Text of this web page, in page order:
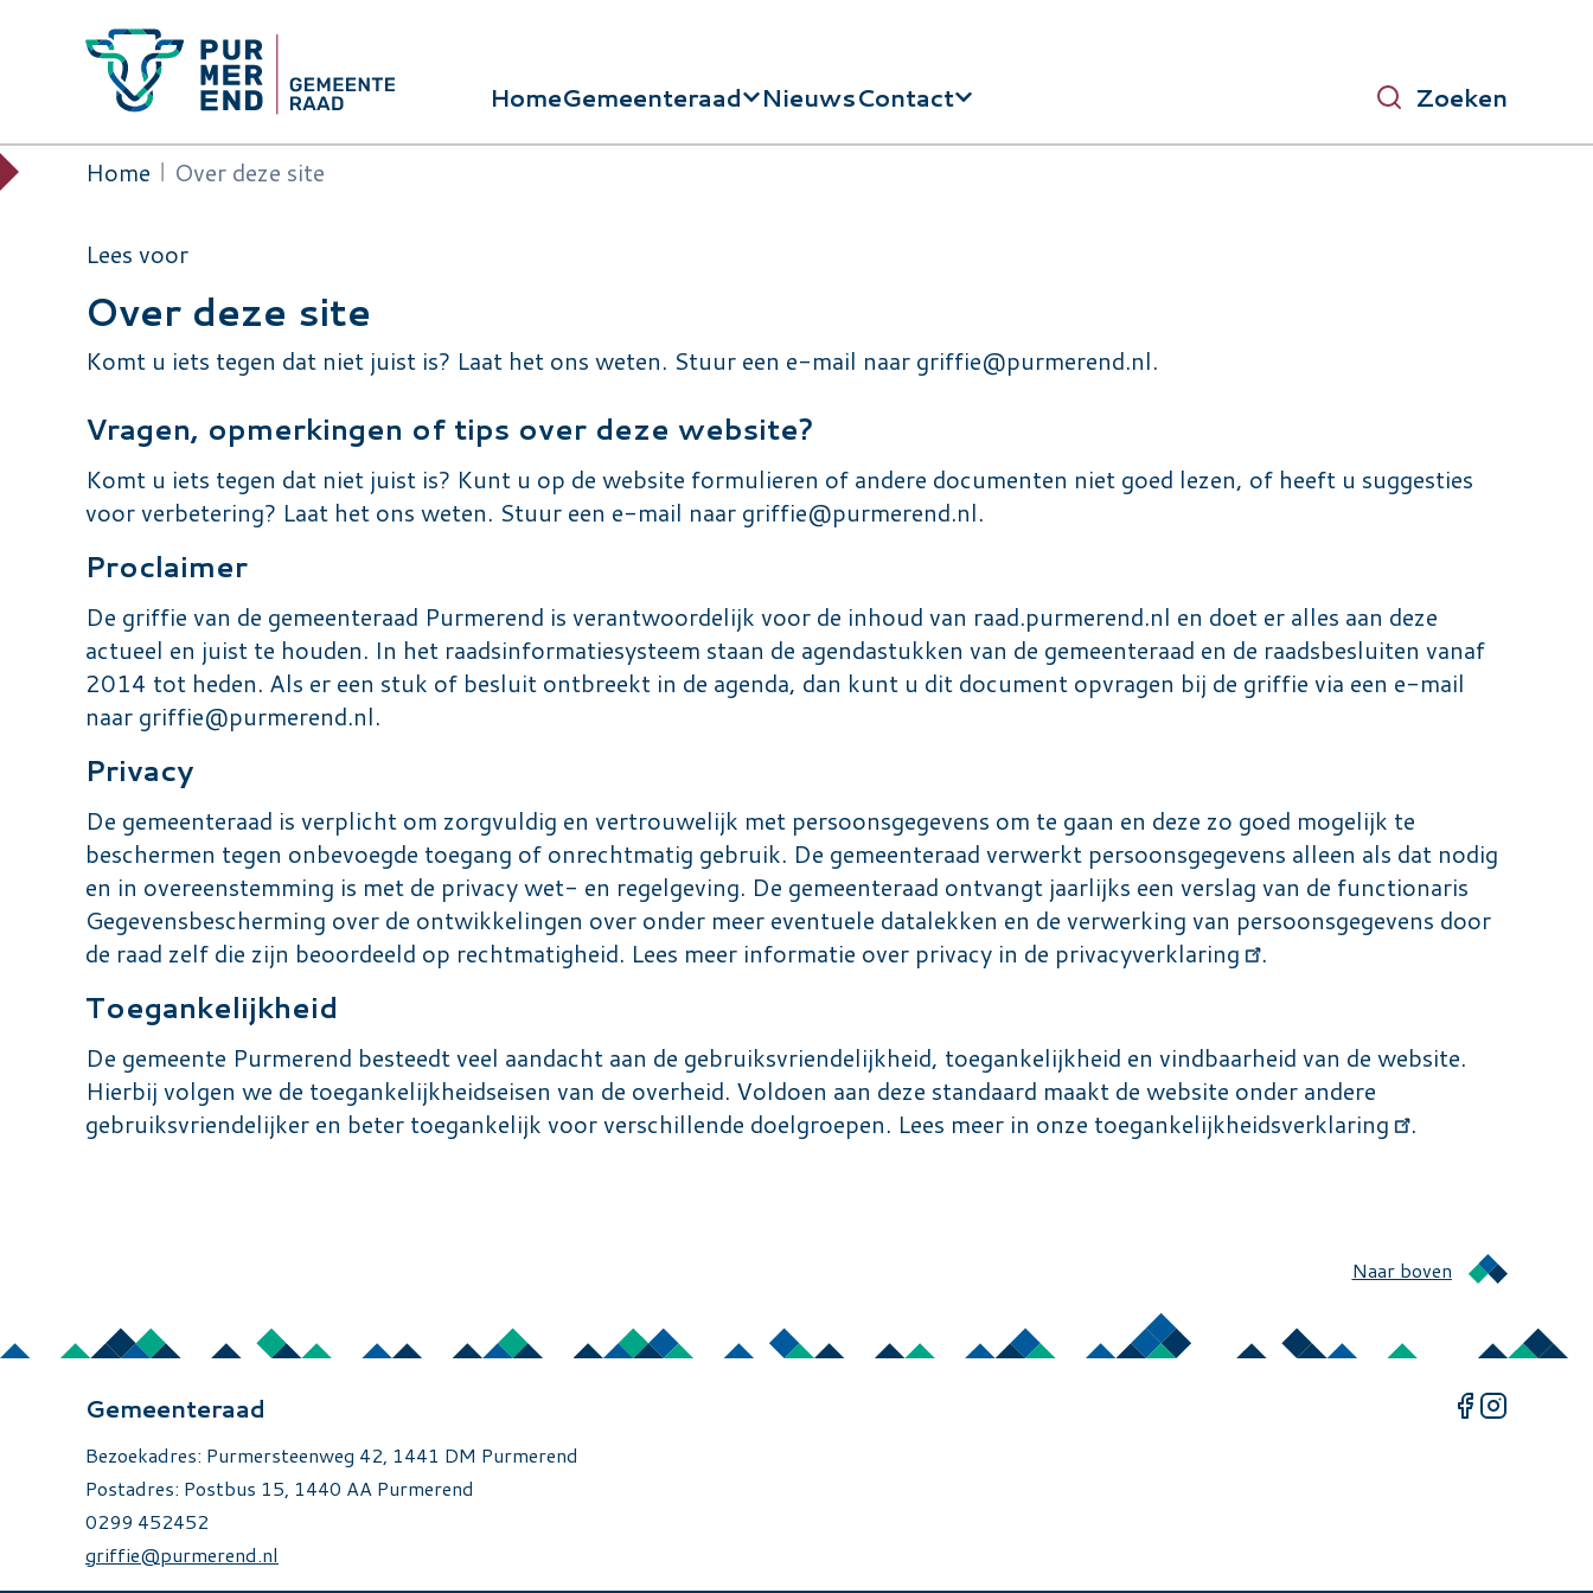
Hoofdnavigatie
HomeGemeenteraad NieuwsContact Zoeken
Kruimelpad
Home Over deze site
Lees voor
Over deze site
Komt u iets tegen dat niet juist is? Laat het ons weten. Stuur een e-mail naar griffie@purmerend.nl.
Vragen, opmerkingen of tips over deze website?
Komt u iets tegen dat niet juist is? Kunt u op de website formulieren of andere documenten niet goed lezen, of heeft u suggesties
voor verbetering? Laat het ons weten. Stuur een e-mail naar griffie@purmerend.nl.
Proclaimer
De griffie van de gemeenteraad Purmerend is verantwoordelijk voor de inhoud van raad.purmerend.nl en doet er alles aan deze
actueel en juist te houden. In het raadsinformatiesysteem staan de agendastukken van de gemeenteraad en de raadsbesluiten vanaf
2014 tot heden. Als er een stuk of besluit ontbreekt in de agenda, dan kunt u dit document opvragen bij de griffie via een e-mail
naar griffie@purmerend.nl.
Privacy
De gemeenteraad is verplicht om zorgvuldig en vertrouwelijk met persoonsgegevens om te gaan en deze zo goed mogelijk te
beschermen tegen onbevoegde toegang of onrechtmatig gebruik. De gemeenteraad verwerkt persoonsgegevens alleen als dat nodig
en in overeenstemming is met de privacy wet- en regelgeving. De gemeenteraad ontvangt jaarlijks een verslag van de functionaris
Gegevensbescherming over de ontwikkelingen over onder meer eventuele datalekken en de verwerking van persoonsgegevens door
de raad zelf die zijn beoordeeld op rechtmatigheid. Lees meer informatie over privacy in de privacyverklaring .
Toegankelijkheid
De gemeente Purmerend besteedt veel aandacht aan de gebruiksvriendelijkheid, toegankelijkheid en vindbaarheid van de website.
Hierbij volgen we de toegankelijkheidseisen van de overheid. Voldoen aan deze standaard maakt de website onder andere
gebruiksvriendelijker en beter toegankelijk voor verschillende doelgroepen. Lees meer in onze toegankelijkheidsverklaring .
Naar boven
Gemeenteraad
Bezoekadres: Purmersteenweg 42, 1441 DM Purmerend
Postadres: Postbus 15, 1440 AA Purmerend
0299 452452
griffie@purmerend.nl